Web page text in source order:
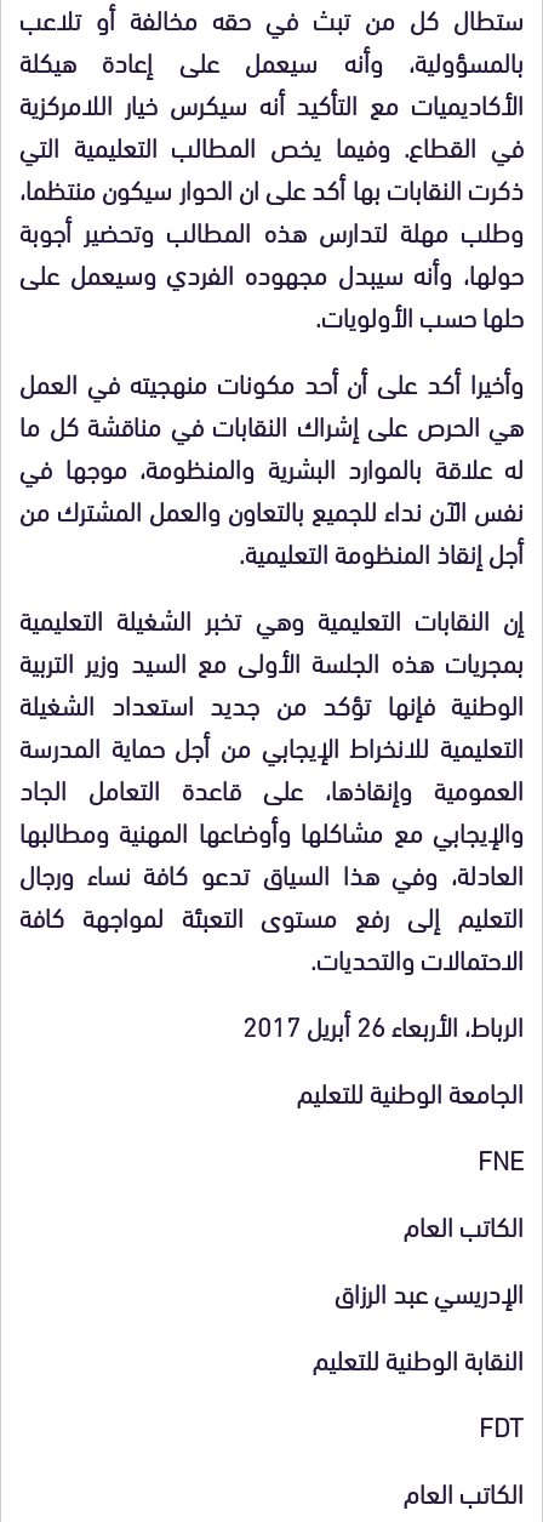
ستطال كل من تبث في حقه مخالفة أو تلاعب
بالمسؤولية، وأنه سيعمل على إعادة هيكلة
الأكاديميات مع التأكيد أنه سيكرس خيار اللامركزية
في القطاع. وفيما يخص المطالب التعليمية التي
ذكرت النقابات بها أكد على ان الحوار سيكون منتظما،
وطلب مهلة لتدارس هذه المطالب وتحضير أجوبة
حولها، وأنه سيبدل مجهوده الفردي وسيعمل على
حلها حسب الأولويات.
وأخيرا أكد على أن أحد مكونات منهجيته في العمل
هي الحرص على إشراك النقابات في مناقشة كل ما
له علاقة بالموارد البشرية والمنظومة، موجها في
نفس الآن نداء للجميع بالتعاون والعمل المشترك من
أجل إنقاذ المنظومة التعليمية.
إن النقابات التعليمية وهي تخبر الشغيلة التعليمية
بمجريات هذه الجلسة الأولى مع السيد وزير التربية
الوطنية فإنها تؤكد من جديد استعداد الشغيلة
التعليمية للانخراط الإيجابي من أجل حماية المدرسة
العمومية وإنقاذها، على قاعدة التعامل الجاد
والإيجابي مع مشاكلها وأوضاعها المهنية ومطالبها
العادلة، وفي هذا السياق تدعو كافة نساء ورجال
التعليم إلى رفع مستوى التعبئة لمواجهة كافة
الاحتمالات والتحديات.
الرباط، الأربعاء 26 أبريل 2017
الجامعة الوطنية للتعليم
FNE
الكاتب العام
الإدريسي عبد الرزاق
النقابة الوطنية للتعليم
FDT
الكاتب العام